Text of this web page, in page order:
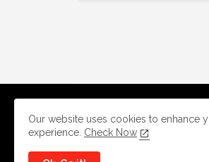
Our website uses cookies to enhance
experience. Check Now